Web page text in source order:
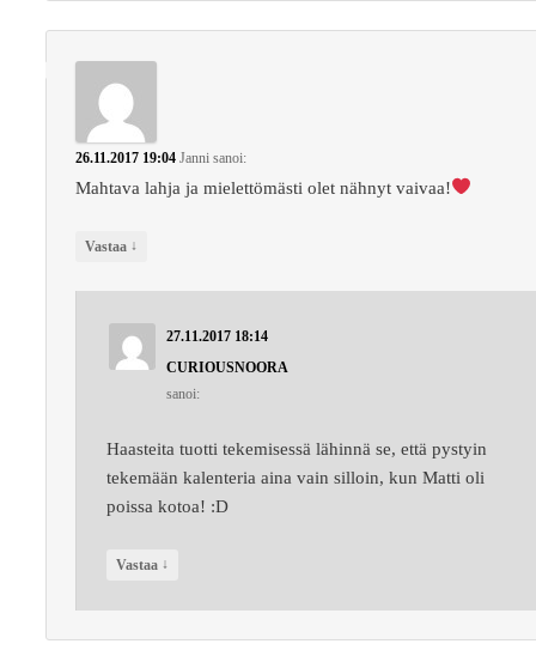
26.11.2017 19:04 Janni sanoi:
Mahtava lahja ja mielettömästi olet nähnyt vaivaa!
Vastaa ↓
27.11.2017 18:14
CURIOUSNOORA
sanoi:
Haasteita tuotti tekemisessä lähinnä se, että pystyin
tekemään kalenteria aina vain silloin, kun Matti oli
poissa kotoa! :D
Vastaa ↓